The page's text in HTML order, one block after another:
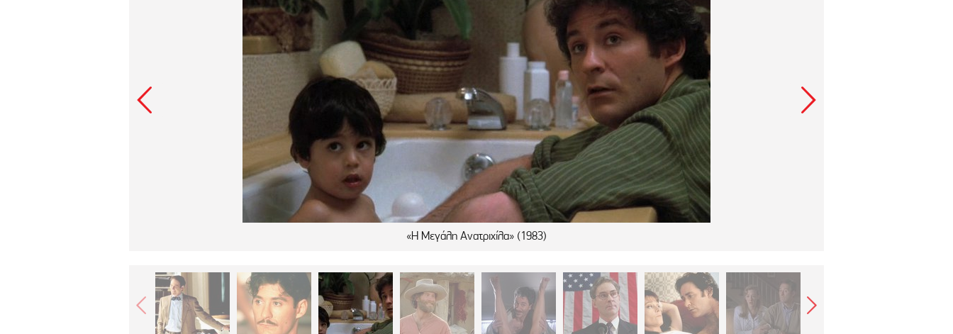
«Η Μεγάλη Ανατριχίλα» (1983)